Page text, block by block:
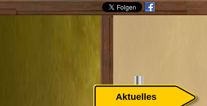
Aktuelles